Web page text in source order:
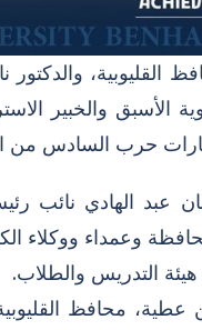
والدكتور
الأسبق والخبير
عبد الهادي نائب
وعمداء
هيئة التدريس والطلاب.
محافظ